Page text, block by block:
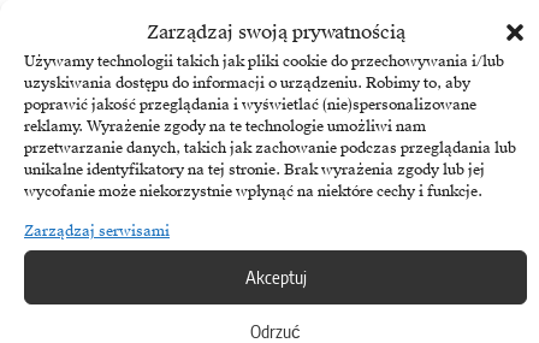
Zarządzaj swoją prywatnością
Używamy technologii takich jak pliki cookie do przechowywania i/lub
uzyskiwania dostępu do informacji o urządzeniu. Robimy to, aby
poprawić jakość przeglądania i wyświetlać (nie)spersonalizowane
reklamy. Wyrażenie zgody na te technologie umożliwi nam
przetwarzanie danych, takich jak zachowanie podczas przeglądania lub
unikalne identyfikatory na tej stronie. Brak wyrażenia zgody lub jej
wycofanie może niekorzystnie wpłynąć na niektóre cechy i funkcje.
Zarządzaj serwisami
Akceptuj
Odrzuć
Polski rynek IT odbił się po miesiącach stagnacji, notując 68-
procentowy wzrost liczby ofert pracy w pierwszej połowie 2025…
4 lipca, 2025